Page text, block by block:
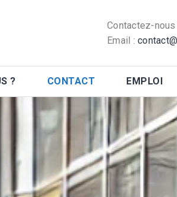
Contactez-nous
Email :
? CONTACT EMPLOI